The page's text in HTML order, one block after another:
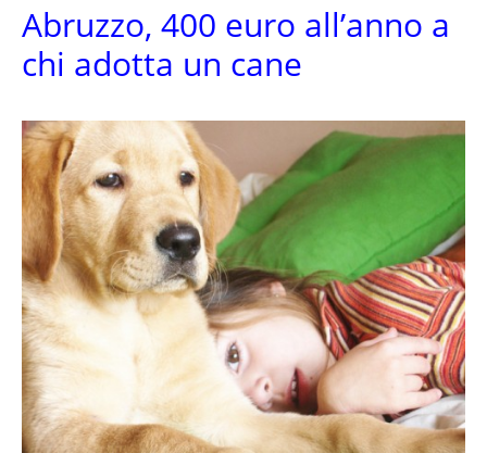
Abruzzo, 400 euro all’anno a
chi adotta un cane